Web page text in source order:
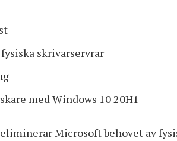
skrivarservrar
med Windows 10 20H1
Microsoft behovet av